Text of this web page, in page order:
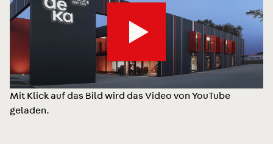
Mit Klick auf das Bild wird das Video von YouTube
geladen.